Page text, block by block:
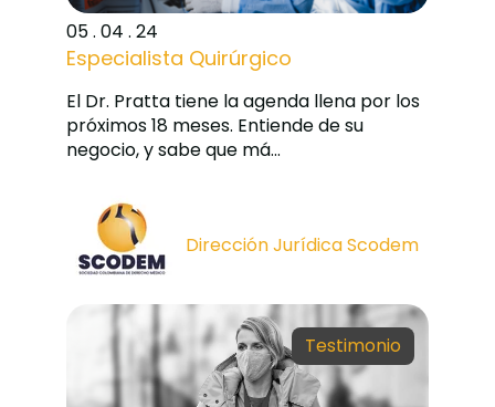
Especialista Quirúrgico
Dirección Jurídica Scodem
05 . 04 . 24
El Dr. Pratta tiene la agenda llena por los
próximos 18 meses. Entiende de su
negocio, y sabe que má...
Testimonio